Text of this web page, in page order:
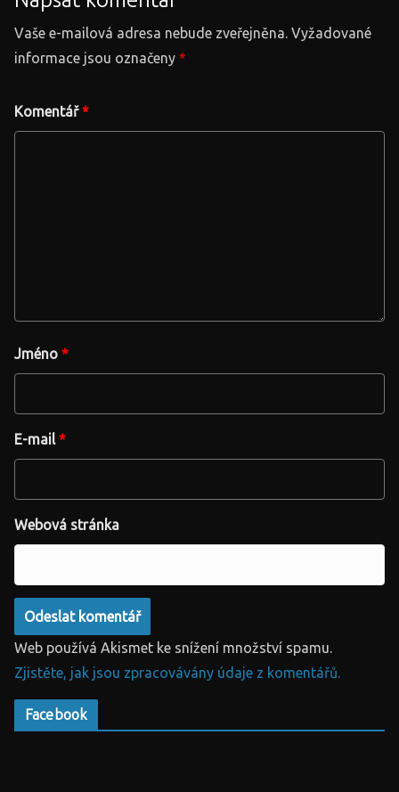
Vaše e-mailová adresa nebude zveřejněna. Vyžadované
informace jsou označeny *
Komentář*
Jméno *
E-mail*
Webová stránka
Web používá Akismet ke snížení množství spamu.
Zjistěte, jak jsou zpracovávány údaje z komentářů.
Facebook